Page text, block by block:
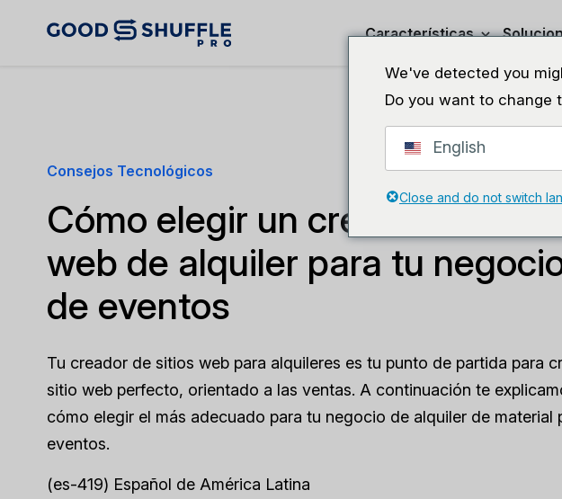
Características
Consejos Tecnológicos
Cómo elegir un creador de
web de alquiler para tu
de eventos
Tu creador de sitios web para alquileres es tu punto de partida para
sitio web perfecto, orientado a las ventas. A continuación te
cómo elegir el más adecuado para tu negocio de alquiler de material
eventos.
(es-419) Español de América Latina
We've detected you
Do you want to change
English
Close and do not switch